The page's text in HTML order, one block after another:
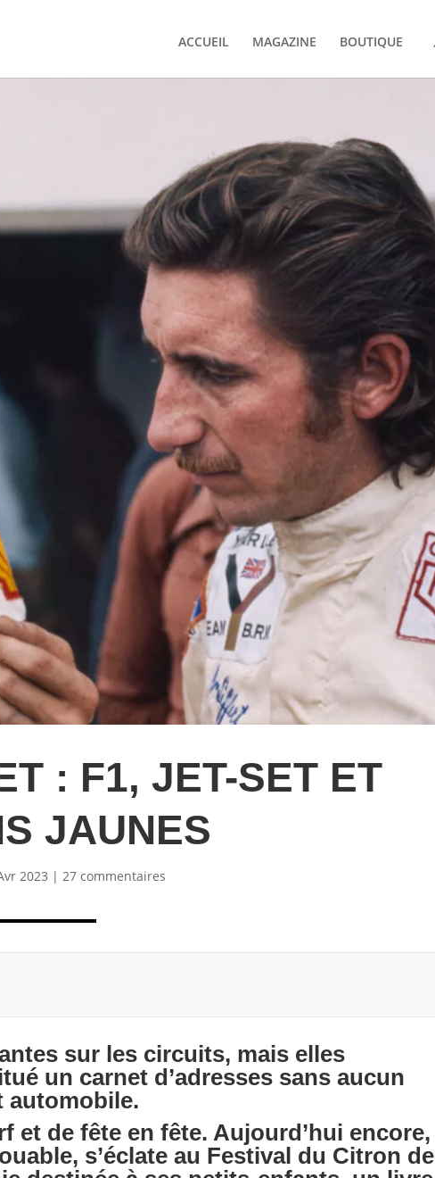
ACCUEIL MAGAZINE BOUTIQUE
: F1, JET-SET ET
JAUNES
2023 | 27 commentaires
sur les circuits, mais elles
un carnet d’adresses sans aucun
automobile.
et de fête en fête. Aujourd’hui encore,
s’éclate au Festival du Citron de